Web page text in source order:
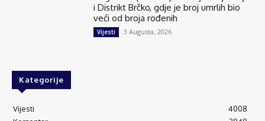
i Distrikt Brčko, gdje je broj umrlih bio
veći od broja rođenih
Vijesti 3 Augusta, 2026
Kategorije
Vijesti
4008